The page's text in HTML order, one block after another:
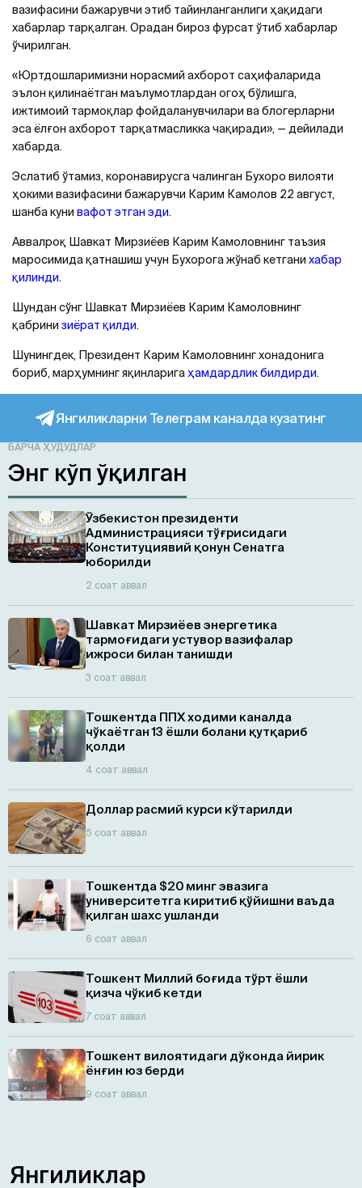
вазифасини бажарувчи этиб тайинланганлиги ҳақидаги
хабарлар тарқалган. Орадан бироз фурсат ўтиб хабарлар
ўчирилган.
«Юртдошларимизни норасмий ахборот саҳифаларида
эълон қилинаётган маълумотлардан огоҳ бўлишга,
ижтимоий тармоқлар фойдаланувчилари ва блогерларни
эса ёлғон ахборот тарқатмасликка чақиради», — дейилади
хабарда.
Эслатиб ўтамиз, коронавирусга чалинган Бухоро вилояти
ҳокими вазифасини бажарувчи Карим Камолов 22 август,
шанба куни вафот этган эди.
Аввалроқ Шавкат Мирзиёев Карим Камоловнинг таъзия
маросимида қатнашиш учун Бухорога жўнаб кетгани хабар
қилинди.
Шундан сўнг Шавкат Мирзиёев Карим Камоловнинг
қабрини зиёрат қилди.
Шунингдек, Президент Карим Камоловнинг хонадонига
бориб, марҳумнинг яқинларигаҳамдардлик билдирди.
Янгиликларни Телеграм каналда кузатинг
БАРЧА ҲУДУДЛАР
Энг кўп ўқилган
Ўзбекистон президенти
Администрацияси тўғрисидаги
Конституциявий қонун Сенатга
юборилди
2 соат аввал
Шавкат Мирзиёев энергетика
тармоғидаги устувор вазифалар
ижроси билан танишди
3 соат аввал
Тошкентда ППХ ходими каналда
чўкаётган 13 ёшли болани қутқариб
қолди
4 соат аввал
Доллар расмий курси кўтарилди
5 соат аввал
Тошкентда $20 минг эвазига
университетга киритиб қўйишни ваъда
қилган шахс ушланди
6 соат аввал
Тошкент Миллий боғида тўрт ёшли
қизча чўкиб кетди
7 соат аввал
Тошкент вилоятидаги дўконда йирик
ёнғин юз берди
9 соат аввал
Янгиликлар